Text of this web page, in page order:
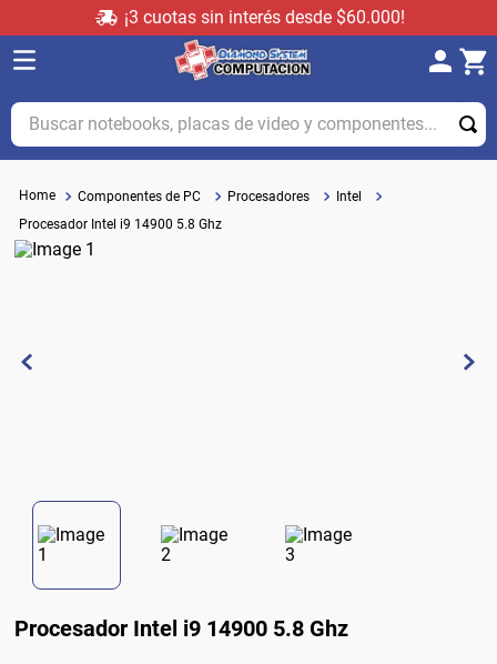
¡3 cuotas sin interés desde $60.000!
Buscar notebooks, placas de video y componentes...
Componentes de PC Procesadores
Intel
Procesador Intel i9 14900 5.8 Ghz
Procesador Intel i9 14900 5.8 Ghz